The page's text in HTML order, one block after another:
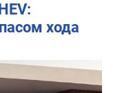
хода